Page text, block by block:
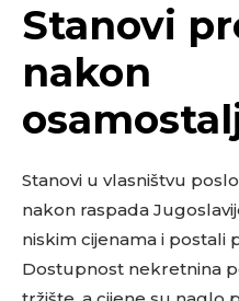
Stanovi
nakon
Stanovi u vlasništvu
nakon raspada
niskim cijenama i postali
Dostupnost nekretnina